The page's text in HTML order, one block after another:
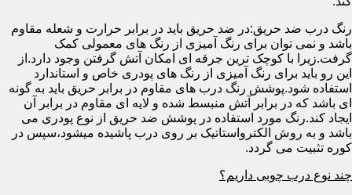
رنگ درب ضد حریق:در ضد حریق باید در برابر حرارت و شعله مقاوم
باشد و نمی توان برای رنگ آمیزی از رنگ های معمولی کمک
گرفت.زیرا با کوچک ترین جرقه ای امکان آتش گرفتن وجود دارد.از
این رو باید برای رنگ آمیزی از رنگ های پودری خاص و استاندارد
استفاده شود.پوشش رنگ درب های مقاوم در برابر حریق باید به گونه
ای باشد که در برابر آتش منبسط شده و لایه ای مقاوم در برابر آن
ایجاد کند.رنگ مورد استفاده در پوشش ضد حریق از نوع پودری می
باشد و به روش الکترواستاتیک بر روی درب پاشیده میشود،سپس در
کوره تثبیت می گردد.
چند نوع درب چوبی داریم؟